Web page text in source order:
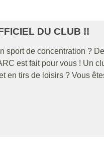
DU CLUB !!
sport de concentration ?
est fait pour vous ! Un
en tirs de loisirs ? Vous